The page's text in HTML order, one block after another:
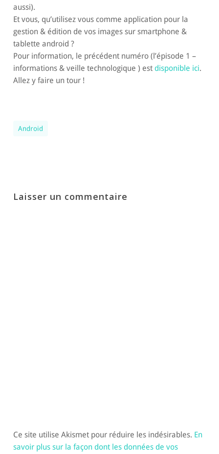
aussi).
Et vous, qu’utilisez vous comme application pour la
gestion & édition de vos images sur smartphone &
tablette android ?
Pour information, le précédent numéro (l’épisode 1 –
informations & veille technologique ) est disponible ici.
Allez y faire un tour !
Android
Laisser un commentaire
Ce site utilise Akismet pour réduire les indésirables. En
savoir plus sur la façon dont les données de vos